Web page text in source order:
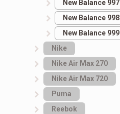
New Balance 997
New Balance 998
New Balance 999
Nike
Nike Air Max 270
Nike Air Max 720
Puma
Reebok